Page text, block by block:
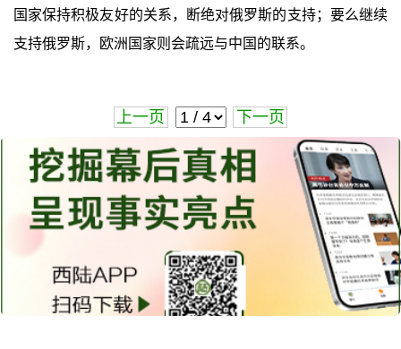
国家保持积极友好的关系，断绝对俄罗斯的支持；要么继续
支持俄罗斯，欧洲国家则会疏远与中国的联系。
上一页 下一页